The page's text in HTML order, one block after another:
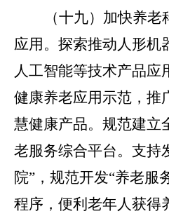
（十九）加快养
应用。 探索推动人形机
人工智能等技术产品应
健康养老应用示范，推
慧健康产品。规范建立
老服务综合平台。支持
院” ，规范开发“养老服
程序，便利老年人获得